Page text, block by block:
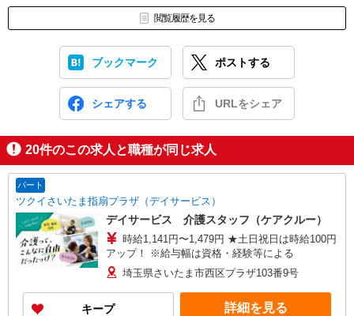
閲覧履歴を見る
ブックマーク ポストする
シェアする URLをシェア
20件のこの求人と職種が同じ求人
パート
ツクイさいたま指扇プラザ（デイサービス）
デイサービス 介護スタッフ（ケアクルー）
時給1,141円〜1,479円 ★土日祝日は時給100円
アップ！ ※給与幅は資格・経験等による
埼玉県さいたま市西区プラザ103番9号
キープ 詳細を見る